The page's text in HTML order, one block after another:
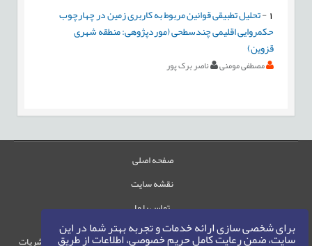
برای شخصی سازی ارائه خدمات و تجربه بهتر شما در این
سایت، ضمن رعایت کامل حریم خصوصی، اطلاعات از طریق
-تحلیل تطبیقی قوانین مربوط به کاربری زمین در چهارچوب
حکمروایی اقلیمی چندسطحی (موردپژوهی: منطقه شهری
قزوین)
مصطفی مومنی ناصر برک پور
صفحه اصلی
نقشه سایت
تماس با ما
حقوق این وب‌سایت متعلق به سامانه مدیریت نشریات